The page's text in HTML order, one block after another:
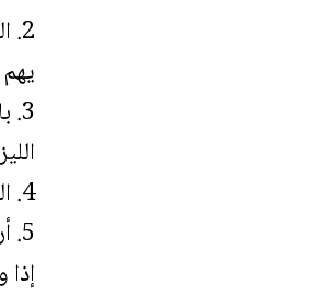
4. الثنائي المشع للضوء يتم استخدامه لحماية قلم الليزر من أي فولتية عالية
5. أرجو أن تقرؤوا ملف التعليمات بشكل دقيق فبه كافة التفاصيل التي ذكرتها لكم